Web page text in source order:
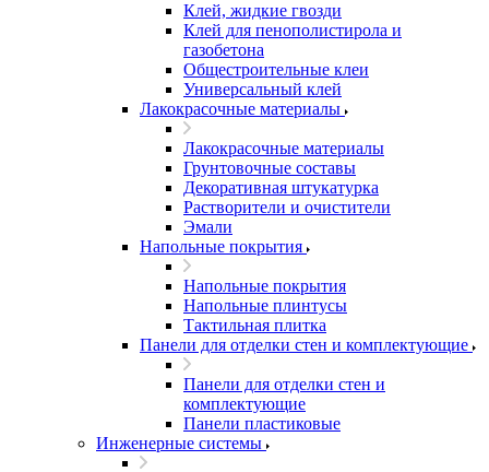
Клей, жидкие гвозди
Клей для пенополистирола и
газобетона
Общестроительные клеи
Универсальный клей
Лакокрасочные материалы
Лакокрасочные материалы
Грунтовочные составы
Декоративная штукатурка
Растворители и очистители
Эмали
Напольные покрытия
Напольные покрытия
Напольные плинтусы
Тактильная плитка
Панели для отделки стен и комплектующие
Панели для отделки стен и
комплектующие
Панели пластиковые
Инженерные системы